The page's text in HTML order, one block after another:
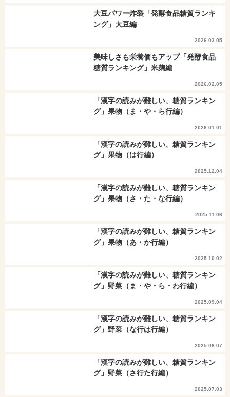
大豆パワー炸裂「発酵食品糖質ランキ
ング」大豆編
2026.03.05
美味しさも栄養価もアップ「発酵食品
糖質ランキング」米麹編
2026.02.05
「漢字の読みが難しい、糖質ランキン
グ」果物（ま・や・ら行編）
2026.01.01
「漢字の読みが難しい、糖質ランキン
グ」果物（は行編）
2025.12.04
「漢字の読みが難しい、糖質ランキン
グ」果物（さ・た・な行編）
2025.11.06
「漢字の読みが難しい、糖質ランキン
グ」果物（あ・か行編）
2025.10.02
「漢字の読みが難しい、糖質ランキン
グ」野菜（ま・や・ら・わ行編）
2025.09.04
「漢字の読みが難しい、糖質ランキン
グ」野菜（な行は行編）
2025.08.07
「漢字の読みが難しい、糖質ランキン
グ」野菜（さ行た行編）
2025.07.03